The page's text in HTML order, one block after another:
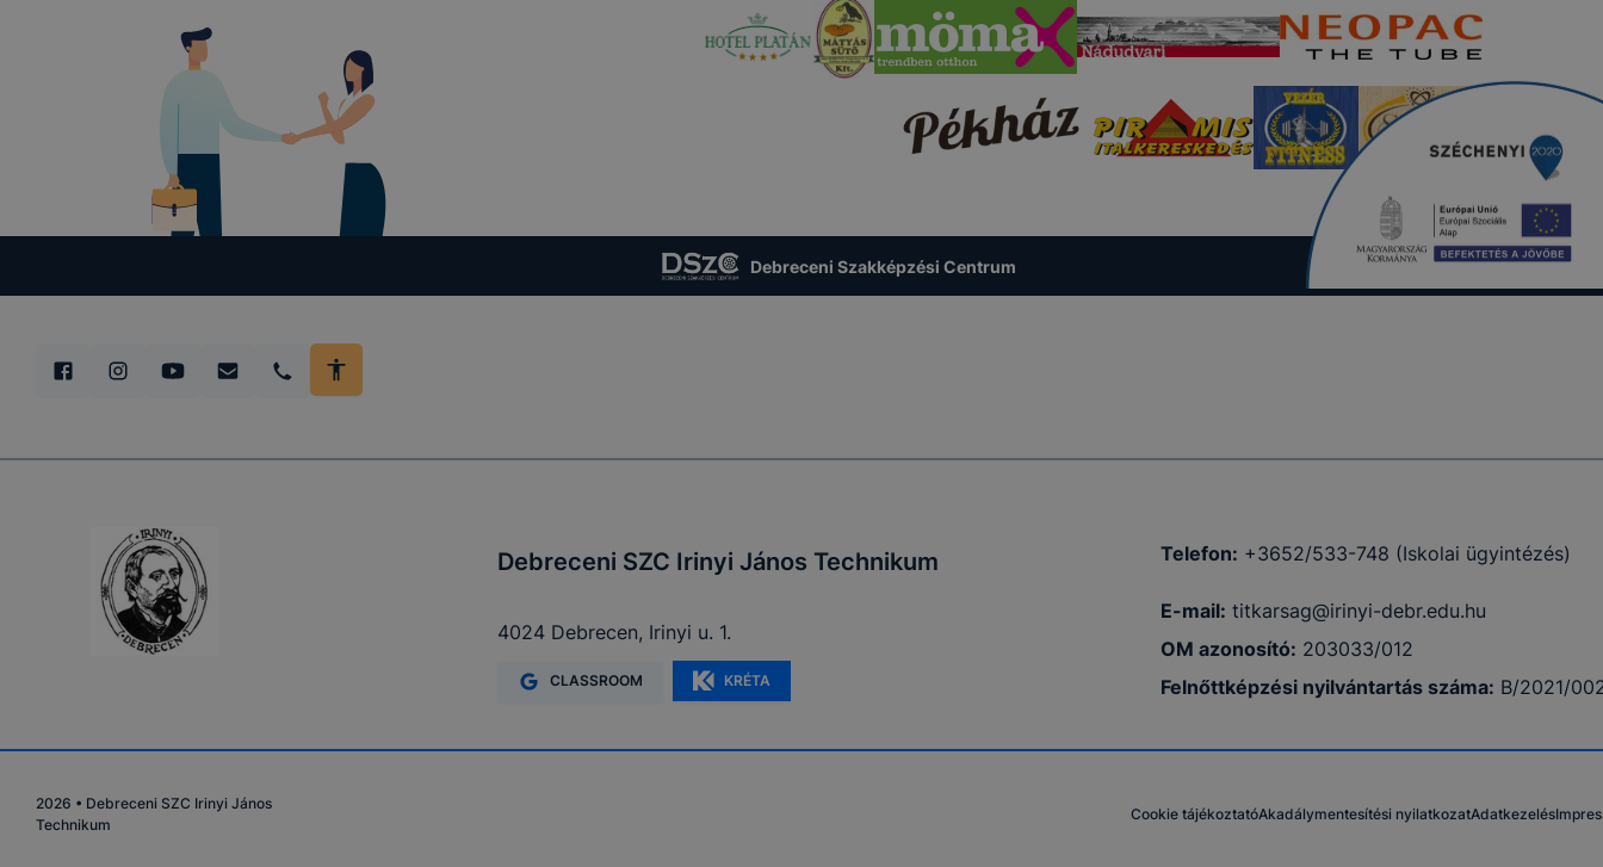
Debreceni Szakképzési Centrum
Debreceni SZC Irinyi János Technikum
4024 Debrecen, Irinyi u. 1.
CLASSROOM KRÉTA
Telefon: +3652/533-748 (Iskolai ügyintézés)
E-mail: titkarsag@irinyi-debr.edu.hu
OM azonosító: 203033/012
Felnőttképzési nyilvántartás száma: B/2021/
2026 • Debreceni SZC Irinyi János
Technikum
Cookie tájékoztatóAkadálymentesítési nyilatkozatAdatkezelés
tervezettől eltérően fog működni böngészőjében.